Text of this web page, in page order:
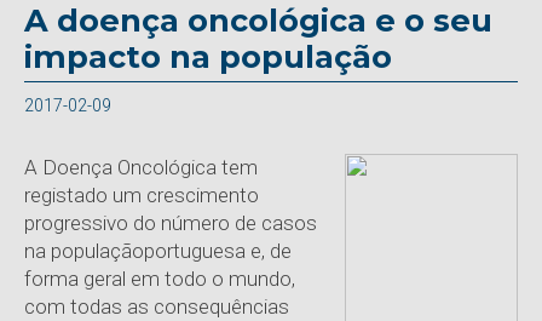
A doença oncológica e o seu
impacto na população
2017-02-09
A Doença Oncológica tem
registado um crescimento
progressivo do número de casos
na populaçãoportuguesa e, de
forma geral em todo o mundo,
com todas as consequências